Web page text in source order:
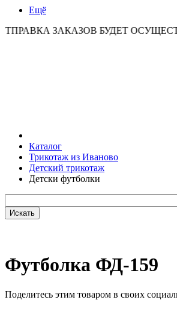
Ещё
ЗАКАЗОВ БУДЕТ
Каталог
Трикотаж из Иваново
Детский трикотаж
Детски футболки
Футболка ФД-159
Поделитесь этим товаром в своих